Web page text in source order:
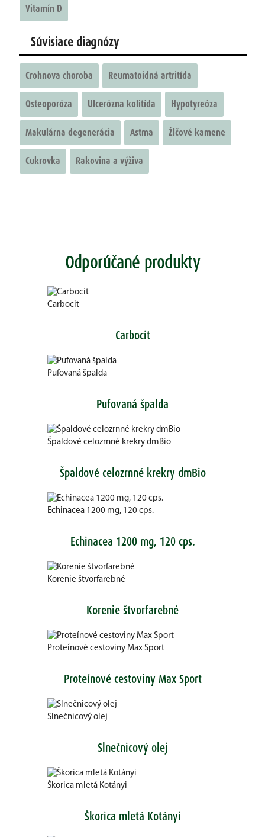
Vitamín D
Súvisiace diagnózy
Crohnova choroba Reumatoidná artritída
Osteoporóza Ulcerózna kolitída Hypotyreóza
Makulárna degenerácia Astma Žlčové kamene
Cukrovka Rakovina a výživa
Odporúčané produkty
Carbocit
Carbocit
Pufovaná špalda
Pufovaná špalda
Špaldové celozrnné krekry dmBio
Špaldové celozrnné krekry dmBio
Echinacea 1200 mg, 120 cps.
Echinacea 1200 mg, 120 cps.
Korenie štvorfarebné
Korenie štvorfarebné
Proteínové cestoviny Max Sport
Proteínové cestoviny Max Sport
Slnečnicový olej
Slnečnicový olej
Škorica mletá Kotányi
Škorica mletá Kotányi